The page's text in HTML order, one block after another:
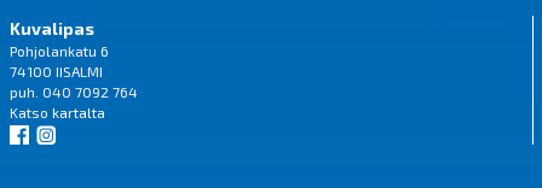
Kuvalipas
Pohjolankatu 6
74100 IISALMI
puh. 040 7092 764
Katso kartalta